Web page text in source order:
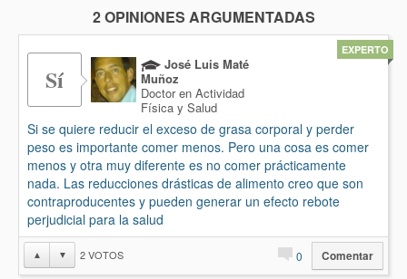
2 OPINIONES ARGUMENTADAS
Sí
José Luis Maté
Muñoz
Doctor en Actividad
Física y Salud
Si se quiere reducir el exceso de grasa corporal y perder
peso es importante comer menos. Pero una cosa es comer
menos y otra muy diferente es no comer prácticamente
nada. Las reducciones drásticas de alimento creo que son
contraproducentes y pueden generar un efecto rebote
perjudicial para la salud
EXPERTO
▲ ▼ 2VOTOS 0 Comentar